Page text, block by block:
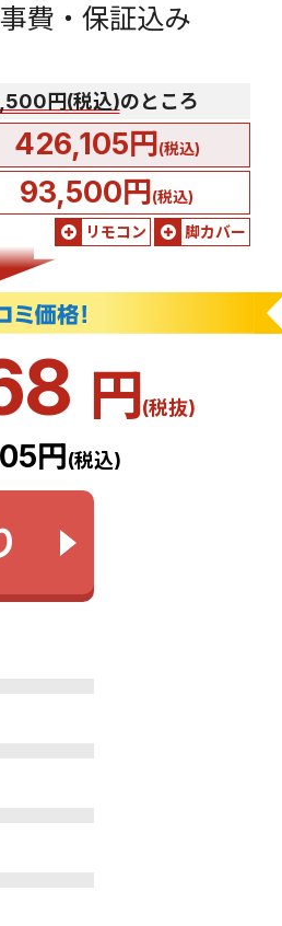
費・保証込み
円(税込)のところ
426,105円(税込)
93,500円(税込)
リモコン
脚カバー
円(税抜)
円(税込)